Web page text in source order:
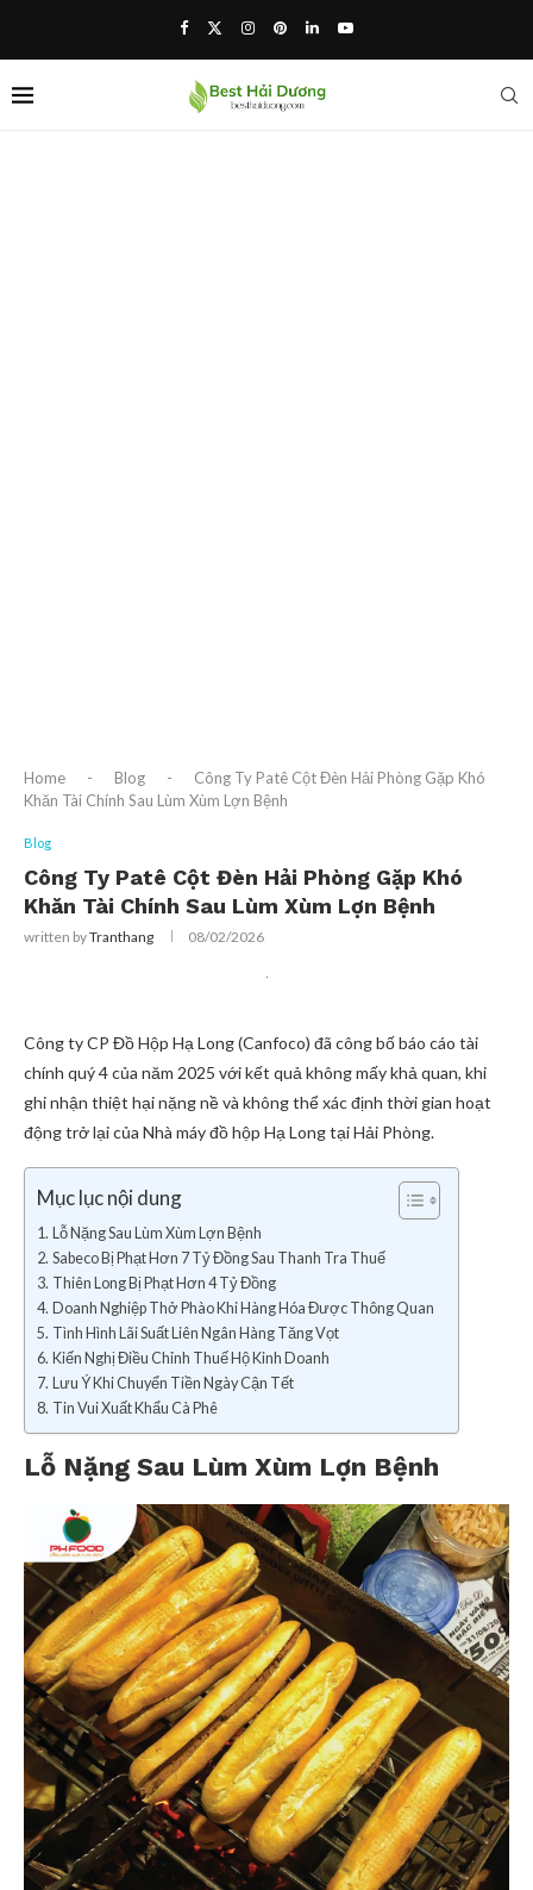
Home - Blog -
Công Ty Patê Cột Đèn Hải Phòng Gặp Khó
Khăn Tài Chính Sau Lùm Xùm Lợn Bệnh
Blog
Công Ty Patê Cột Đèn Hải Phòng Gặp Khó
Khăn Tài Chính Sau Lùm Xùm Lợn Bệnh
written byTranthang 08/02/2026
Công ty CP Đồ Hộp Hạ Long (Canfoco) đã công bố báo cáo tài
chính quý 4 của năm 2025 với kết quả không mấy khả quan, khi
ghi nhận thiệt hại nặng nề và không thể xác định thời gian hoạt
động trở lại của Nhà máy đồ hộp Hạ Long tại Hải Phòng.
Mục lục nội dung
Lỗ Nặng Sau Lùm Xùm Lợn Bệnh
Sabeco Bị Phạt Hơn 7 Tỷ Đồng Sau Thanh Tra Thuế
Thiên Long Bị Phạt Hơn 4 Tỷ Đồng
Doanh Nghiệp Thở Phào Khi Hàng Hóa Được Thông Quan
Tình Hình Lãi Suất Liên Ngân Hàng Tăng Vọt
Kiến Nghị Điều Chỉnh Thuế Hộ Kinh Doanh
Lưu Ý Khi Chuyển Tiền Ngày Cận Tết
Tin Vui Xuất Khẩu Cà Phê
Lỗ Nặng Sau Lùm Xùm Lợn Bệnh